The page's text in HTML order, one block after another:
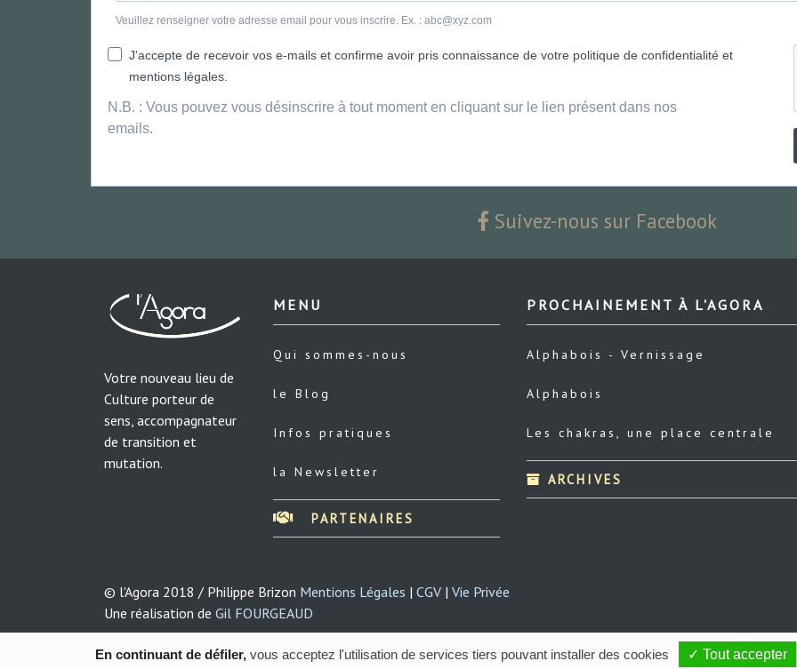
Veuillez renseigner votre adresse email pour vous inscrire. Ex. : abc@xyz.com
J'accepte de recevoir vos e-mails et confirme avoir pris connaissance de votre politique de confidentialité et
mentions légales.
N.B. : Vous pouvez vous désinscrire à tout moment en cliquant sur le lien présent dans nos
emails.
Suivez-nous sur Facebook
Votre nouveau lieu de
Culture porteur de
sens, accompagnateur
de transition et
mutation.
MENU
Qui sommes-nous
le Blog
Infos pratiques
la Newsletter
PARTENAIRES
PROCHAINEMENT À L'AGORA
Alphabois - Vernissage
Alphabois
Les chakras, une place centrale
ARCHIVES
© l'Agora 2018 / Philippe Brizon Mentions Légales | CGV | Vie Privée
Une réalisation de Gil FOURGEAUD
En continuant de défiler, vous acceptez l'utilisation de services tiers pouvant installer des cookies ✓ Tout accepter